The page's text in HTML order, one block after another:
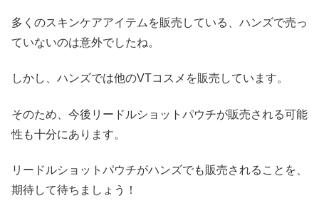
多くのスキンケアアイテムを販売している、ハンズで売っ
ていないのは意外でしたね。
しかし、ハンズでは他のVTコスメを販売しています。
そのため、今後リードルショットパウチが販売される可能
性も十分にあります。
リードルショットパウチがハンズでも販売されることを、
期待して待ちましょう！